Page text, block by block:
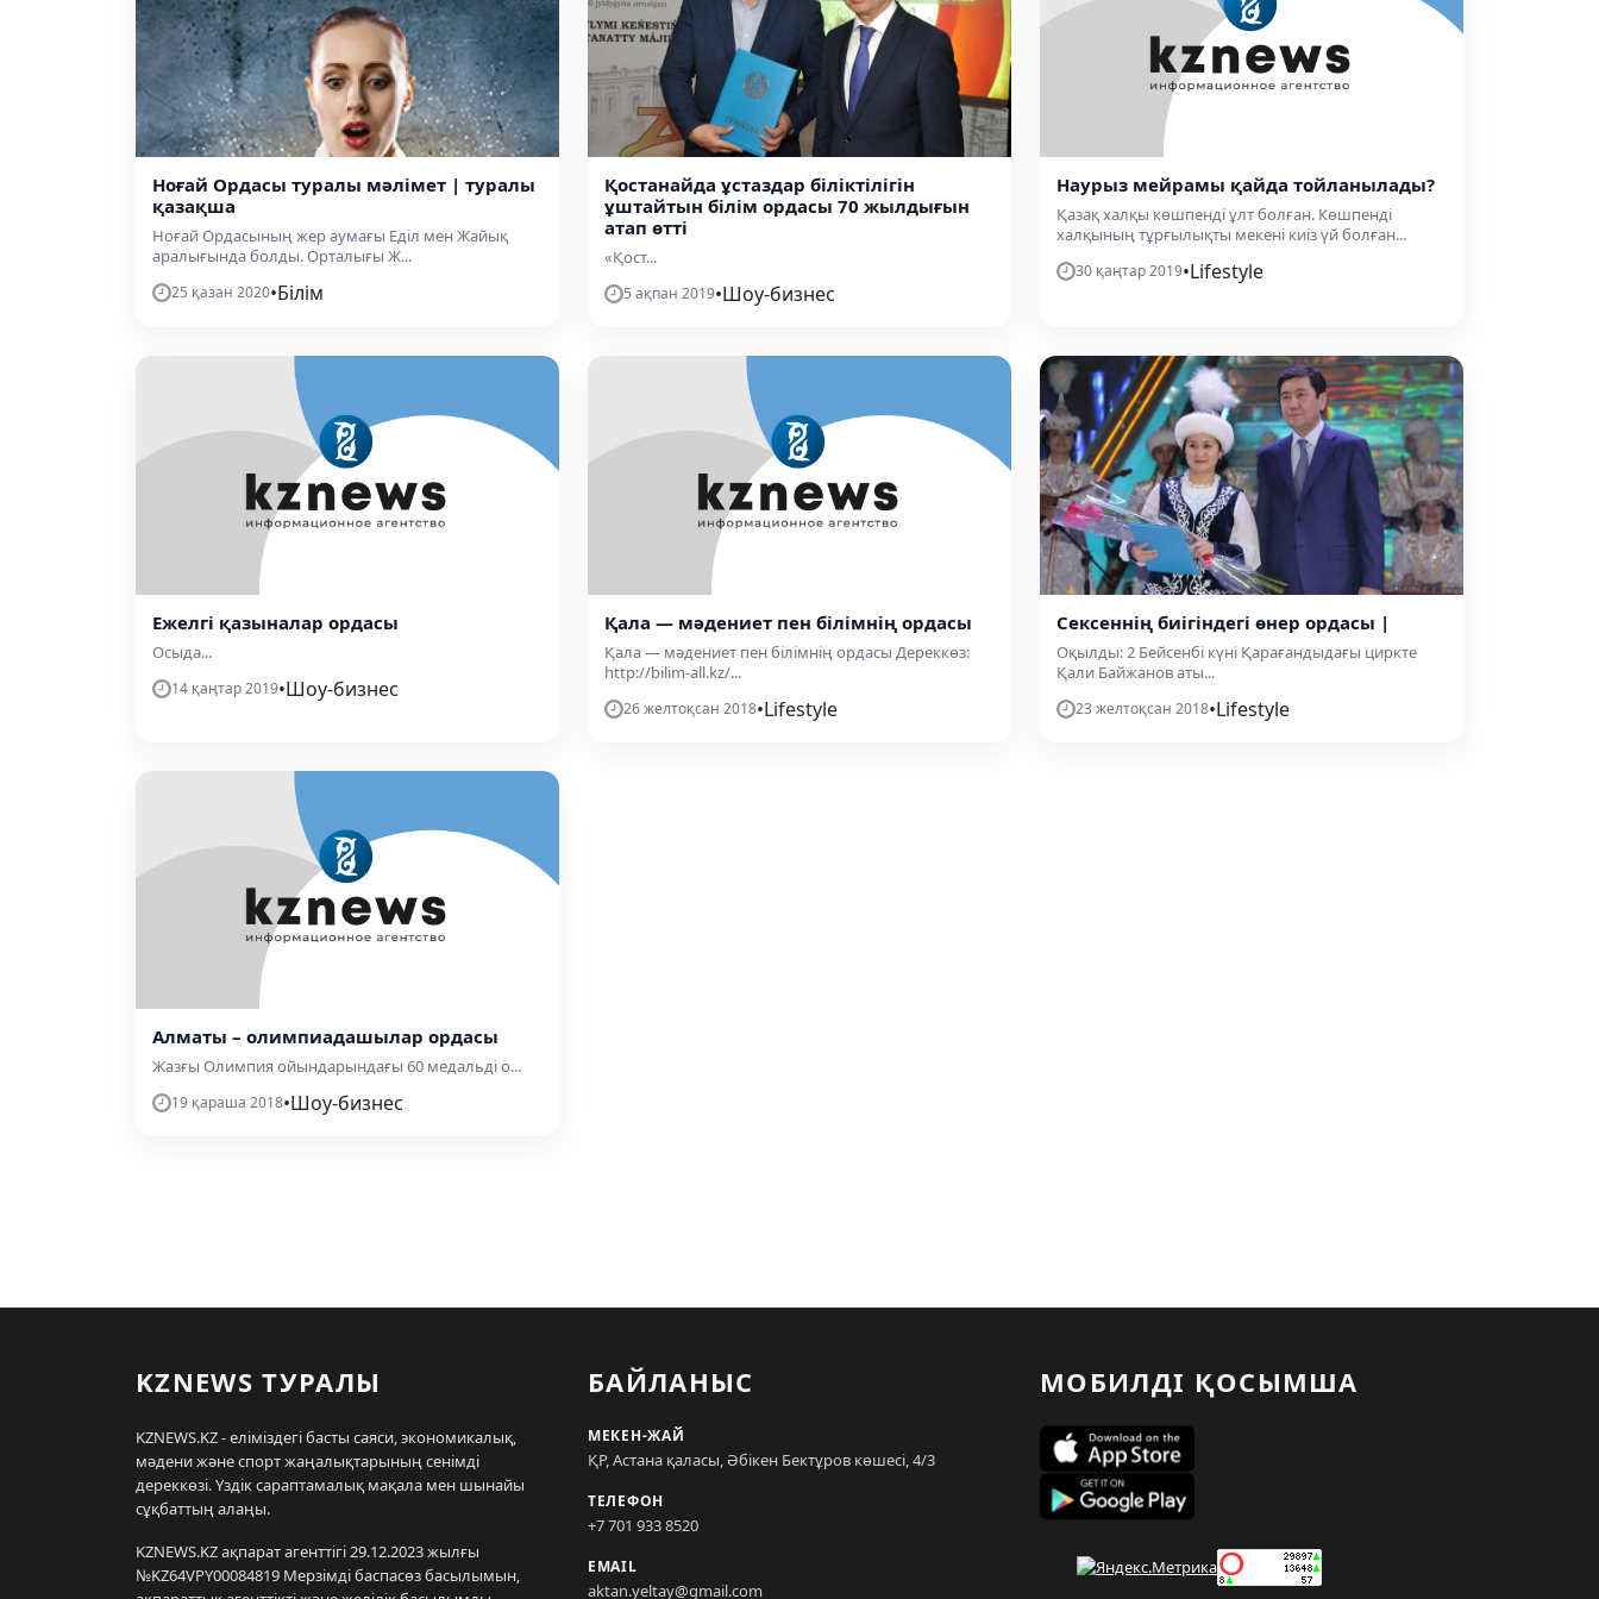
Ноғай Ордасы туралы мәлімет | туралы
қазақша
Ноғай Ордасының жер аумағы Еділ мен Жайық
аралығында болды. Орталығы Ж...
25 қазан 2020•Білім
Қостанайда ұстаздар біліктілігін
ұштайтын білім ордасы 70 жылдығын
атап өтті
«Қост...
5 ақпан 2019•Шоу-бизнес
Наурыз мейрамы қайда тойланылады?
Қазақ халқы көшпенді ұлт болған. Көшпенді
халқының тұрғылықты мекені киіз үй болған...
30 қаңтар 2019•Lifestyle
Ежелгі қазыналар ордасы
Осыда...
14 қаңтар 2019•Шоу-бизнес
Қала — мәдениет пен білімнің ордасы
Қала — мәдениет пен білімнің ордасы Дереккөз:
http://bilim-all.kz/...
26 желтоқсан 2018•Lifestyle
Сексеннің биігіндегі өнер ордасы |
Оқылды: 2 Бейсенбі күні Қарағандыдағы циркте
Қали Байжанов аты...
23 желтоқсан 2018•Lifestyle
Алматы – олимпиадашылар ордасы
Жазғы Олимпия ойындарындағы 60 ме­дальді о...
19 қараша 2018•Шоу-бизнес
KZNEWS ТУРАЛЫ
KZNEWS.KZ - еліміздегі басты саяси, экономикалық,
мәдени және спорт жаңалықтарының сенімді
дереккөзі. Үздік сараптамалық мақала мен шынайы
сұқбаттың алаңы.
KZNEWS.KZ ақпарат агенттігі 29.12.2023 жылғы
№KZ64VPY00084819 Мерзімді баспасөз басылымын,
БАЙЛАНЫС
МЕКЕН-ЖАЙ
ҚР, Астана қаласы, Әбікен Бектұров көшесі, 4/3
ТЕЛЕФОН
+7 701 933 8520
EMAIL
aktan.yeltay@gmail.com
МОБИЛДІ ҚОСЫМША